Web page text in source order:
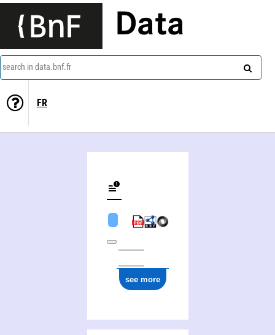
Data
search in data.bnf.fr
FR
see more